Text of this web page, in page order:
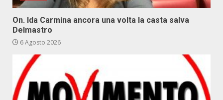
On. Ida Carmina ancora una volta la casta salva
Delmastro
6 Agosto 2026